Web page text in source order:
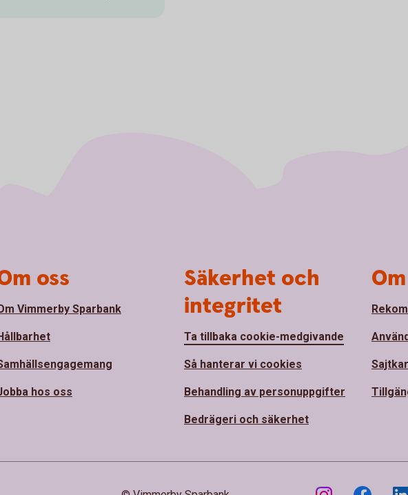
oss
Vimmerby Sparbank
hos oss
Säkerhet och
integritet
Ta tillbaka cookie-medgivande
Så hanterar vi cookies
Behandling av personuppgifter
Bedrägeri och säkerhet